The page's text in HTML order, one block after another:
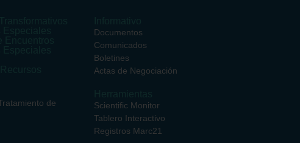
de
Documentos
Comunicados
Boletines
Actas de Negociación
Scientific Monitor
Tablero Interactivo
Registros Marc21